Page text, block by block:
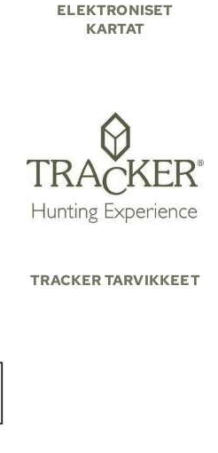
ELEKTRONISET
KARTAT
TRACKER TARVIKKEET